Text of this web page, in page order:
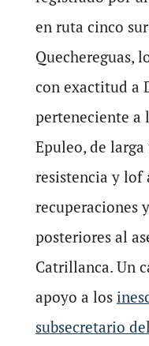
en ruta cinco
Quechereguas,
con exactitud a
perteneciente a
Epuleo, de
resistencia y lof
recuperaciones
posteriores al
Catrillanca. Un
apoyo a los
subsecretario